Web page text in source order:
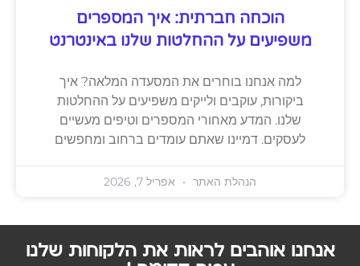
הוכחה חברתית: איך המספרים
משפיעים על ההחלטות שלנו באינטרנט
למה אנחנו בוחרים את המסעדה המלאה? איך
ביקורות, עוקבים ולייקים משפיעים על ההחלטות
שלנו. המדע מאחורי המספרים וטיפים מעשיים
לעסקים. דמיינו שאתם עומדים ברחוב ומחפשים
הנהלת האתר אפריל 7, 2026
אנחנו אוהבים לראות את הלקוחות שלנו